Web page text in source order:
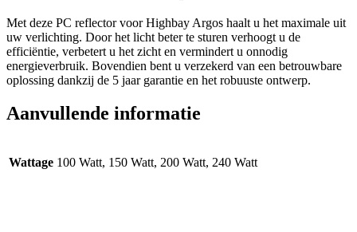
Met deze PC reflector voor Highbay Argos haalt u het maximale uit
uw verlichting. Door het licht beter te sturen verhoogt u de
efficiëntie, verbetert u het zicht en vermindert u onnodig
energieverbruik. Bovendien bent u verzekerd van een betrouwbare
oplossing dankzij de 5 jaar garantie en het robuuste ontwerp.
Aanvullende informatie
Wattage 100 Watt, 150 Watt, 200 Watt, 240 Watt